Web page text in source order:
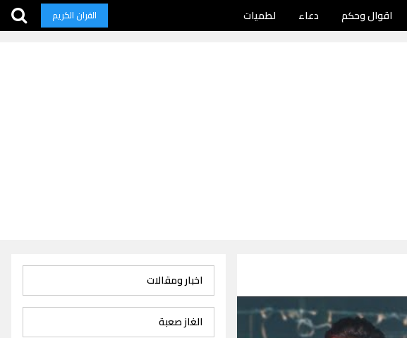
اقوال وحكم دعاء لطميات القران الكريم
اخبار ومقالات
الغاز صعبة